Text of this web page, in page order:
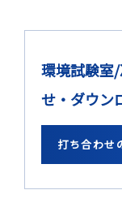
環境試験室
せ・ダウン
打ち合わせ